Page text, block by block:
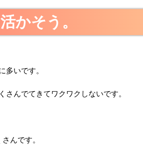
かそう。
多いです。
さんでてきてワクワクしないです。
んです。